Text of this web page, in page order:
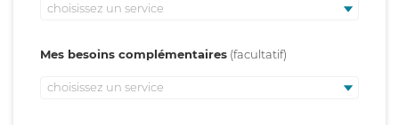
choisissez un service
Mes besoins complémentaires
choisissez un service